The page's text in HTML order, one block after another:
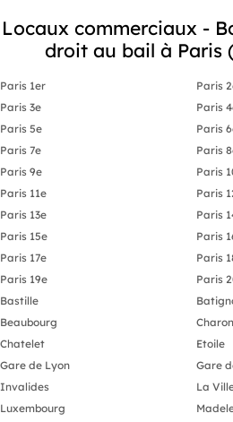
Locaux commerciaux -
droit au bail à Paris
Paris 1er
Paris
Paris 3e
Paris
Paris 5e
Paris
Paris 7e
Paris
Paris 9e
Paris
Paris 11e
Paris
Paris 13e
Paris
Paris 15e
Paris
Paris 17e
Paris
Paris 19e
Paris
Bastille
Beaubourg
Chatelet
Etoile
Gare de Lyon
Gare
Invalides
La
Luxembourg